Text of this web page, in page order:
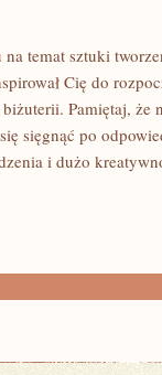
temat sztuki​
Cię do
Pamiętaj, że
sięgnąć po⁣
​i⁣ dużo